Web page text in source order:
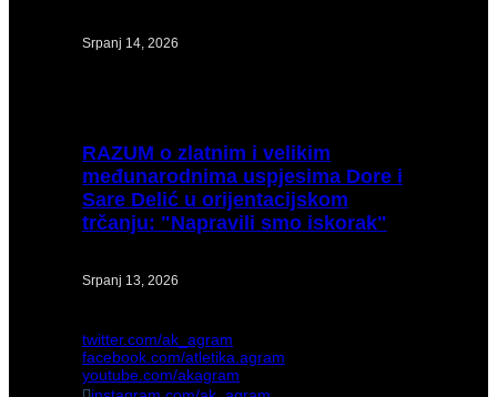
Srpanj 14, 2026
RAZUM o zlatnim i velikim
međunarodnima uspjesima Dore i
Sare Delić u orijentacijskom
trčanju: "Napravili smo iskorak"
Srpanj 13, 2026
twitter.com/ak_agram
facebook.com/atletika.agram
youtube.com/akagram